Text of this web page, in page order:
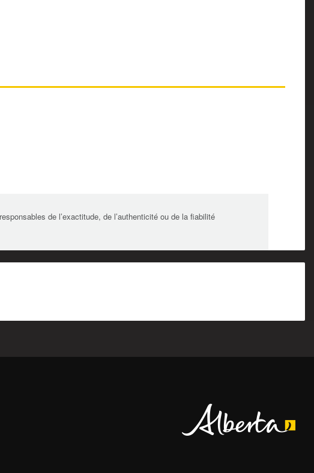
de l’exactitude, de l’authenticité ou de la fiabilité